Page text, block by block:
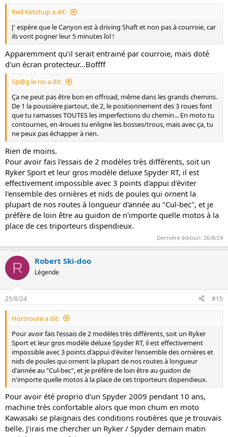
Red Ketchup a dit:
J' espère que le Canyon est à driving Shaft et non pas à courroie, car
ils vont pogner leur 5 minutes lol !
Apparemment qu'il serait entrainé par courroie, mais doté
d'un écran protecteur...Boffff
Sp@g le roi a dit:
Ça ne peut pas être bon en offroad, même dans les grands chemins.
De 1 la poussière partout, de 2, le positionnement des 3 roues font
que tu ramasses TOUTES les imperfections du chemin... En moto tu
contournes, en 4roues tu enligne les bosses/trous, mais avec ça, tu
ne peux pas échapper à rien.
Rien de moins.
Pour avoir fais l'essais de 2 modèles très différents, soit un
Ryker Sport et leur gros modèle deluxe Spyder RT, il est
effectivement impossible avec 3 points d'appui d'éviter
l'ensemble des ornières et nids de poules qui ornent la
plupart de nos routes à longueur d'année au "Cul-bec", et je
préfère de loin être au guidon de n'importe quelle motos à la
place de ces triporteurs dispendieux.
Dernière édition: 26/8/24
R Robert Ski-doo
Légende
25/8/24 #15
Horsroute a dit:
Pour avoir fais l'essais de 2 modèles très différents, soit un Ryker
Sport et leur gros modèle deluxe Spyder RT, il est effectivement
impossible avec 3 points d'appui d'éviter l'ensemble des ornières et
nids de poules qui ornent la plupart de nos routes à longueur
d'année au "Cul-bec", et je préfère de loin être au guidon de
n'importe quelle motos à la place de ces triporteurs dispendieux.
Pour avoir été proprio d'un Spyder 2009 pendant 10 ans,
machine très confortable alors que mon chum en moto
Kawasaki se plaignais des conditions routières que je trouvais
belle. J'irais me chercher un Ryker / Spyder demain matin